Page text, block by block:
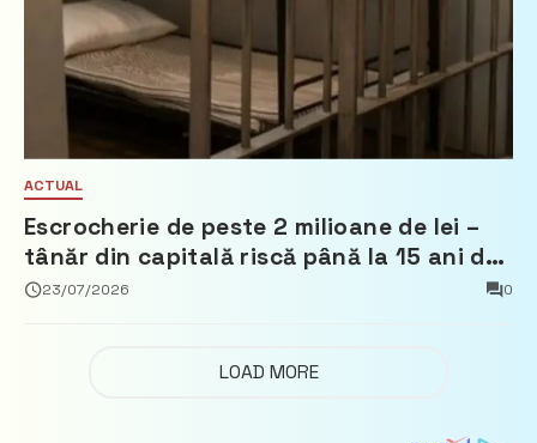
ACTUAL
Escrocherie de peste 2 milioane de lei –
tânăr din capitală riscă până la 15 ani de
închisoare
23/07/2026 0
LOAD MORE